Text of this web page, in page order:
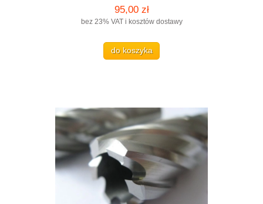
95,00 zł
bez 23% VAT i kosztów dostawy
do koszyka